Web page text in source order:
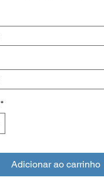
*
Adicionar ao carrinho